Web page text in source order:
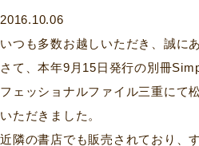
2016.10.06
いつも多数お越しいただき、誠に
さて、本年9月15日発行の別冊
フェッショナルファイル三重にて
いただきました。
近隣の書店でも販売されており、